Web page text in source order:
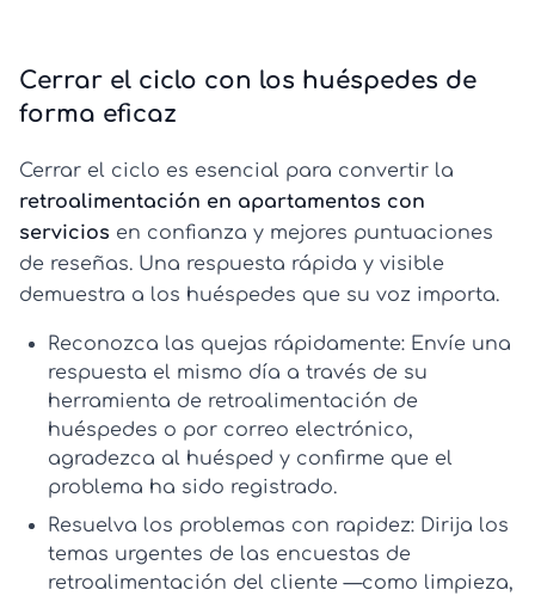
Cerrar el ciclo con los huéspedes de
forma eficaz
Cerrar el ciclo es esencial para convertir la
retroalimentación en apartamentos con
servicios en confianza y mejores puntuaciones
de reseñas. Una respuesta rápida y visible
demuestra a los huéspedes que su voz importa.
Reconozca las quejas rápidamente: Envíe una
respuesta el mismo día a través de su
herramienta de retroalimentación de
huéspedes o por correo electrónico,
agradezca al huésped y confirme que el
problema ha sido registrado.
Resuelva los problemas con rapidez: Dirija los
temas urgentes de las encuestas de
retroalimentación del cliente —como limpieza,